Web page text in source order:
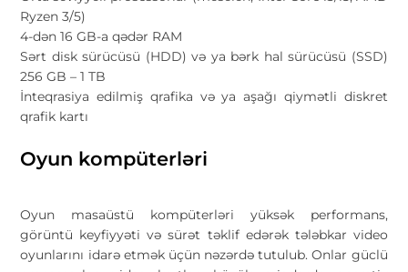
Ryzen 3/5)
4-dən 16 GB-a qədər RAM
Sərt disk sürücüsü (HDD) və ya bərk hal sürücüsü (SSD)
256 GB – 1 TB
İnteqrasiya edilmiş qrafika və ya aşağı qiymətli diskret
qrafik kartı
Oyun kompüterləri
Oyun masaüstü kompüterləri yüksək performans,
görüntü keyfiyyəti və sürət təklif edərək tələbkar video
oyunlarını idarə etmək üçün nəzərdə tutulub. Onlar güclü